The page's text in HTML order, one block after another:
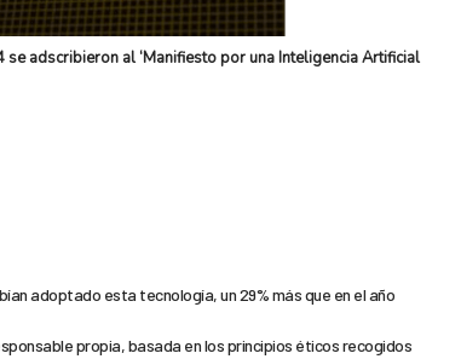
adscribieron al ‘Manifiesto por una Inteligencia Artificial
adoptado esta tecnología, un 29% más que en el año
propia, basada en los principios éticos recogidos